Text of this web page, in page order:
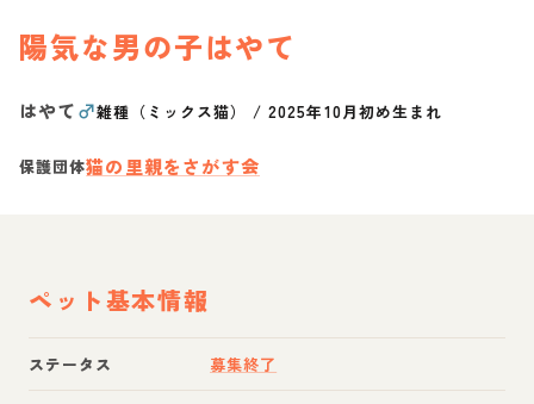
陽気な男の子はやて
はやて♂雑種（ミックス猫） /2025年10月初め生まれ
保護団体猫の里親をさがす会
ペット基本情報
ステータス 募集終了